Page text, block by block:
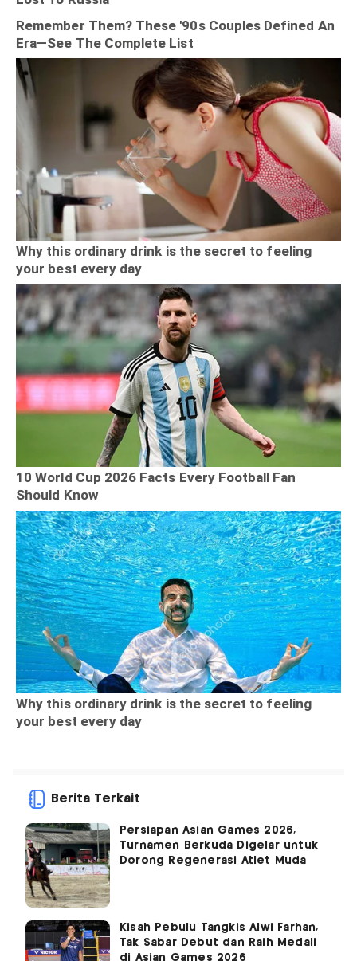
Berita Terkait
Persiapan Asian Games 2026,
Turnamen Berkuda Digelar untuk
Dorong Regenerasi Atlet Muda
Kisah Pebulu Tangkis Alwi Farhan,
Tak Sabar Debut dan Raih Medali
di Asian Games 2026